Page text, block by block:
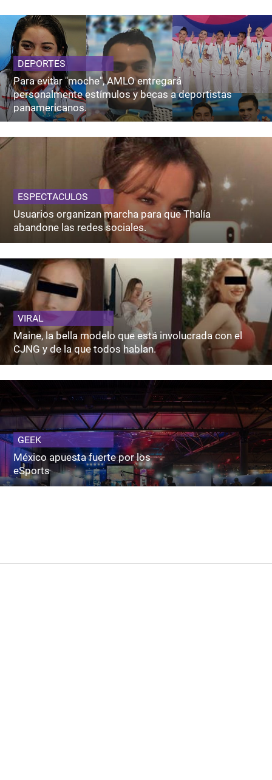
DEPORTES
Para evitar "moche", AMLO entregará
personalmente estímulos y becas a deportistas
panamericanos.
ESPECTACULOS
Usuarios organizan marcha para que Thalía
abandone las redes sociales.
VIRAL
Maine, la bella modelo que está involucrada con el
CJNG y de la que todos hablan.
GEEK
México apuesta fuerte por los
eSports